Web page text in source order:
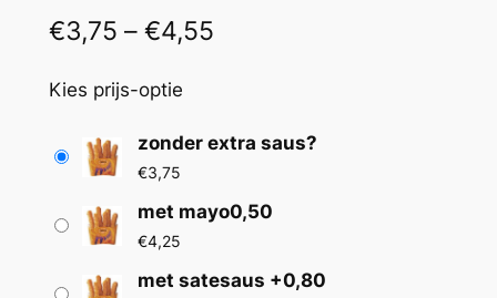
€3,75 – €4,55P
j
k
Kies prijs-optie
zonder extra saus?
€3,75
met mayo0,50
€4,25
met satesaus +0,80